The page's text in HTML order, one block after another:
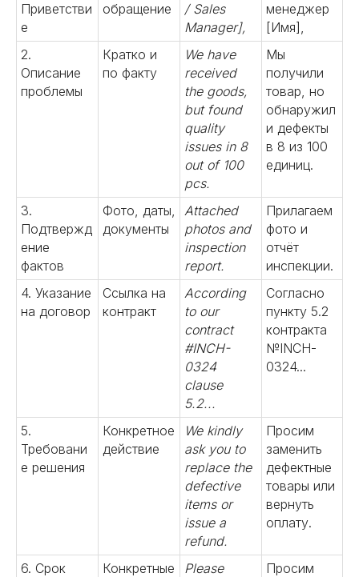
Приветстви
е
обращение
/ Sales
Manager],
менеджер
[Имя],
2.
Описание
проблемы
Кратко и
по факту
We have
received
the goods,
but found
quality
issues in 8
out of 100
pcs.
Мы
получили
товар, но
обнаружил
и дефекты
в 8 из 100
единиц.
3.
Подтвержд
ение
фактов
Фото, даты,
документы
Attached
photos and
inspection
report.
Прилагаем
фото и
отчёт
инспекции.
4. Указание
на договор
Ссылка на
контракт
According
to our
contract
#INCH-
0324
clause
5.2...
Согласно
пункту 5.2
контракта
№INCH-
0324...
5.
Требовани
е решения
Конкретное
действие
We kindly
ask you to
replace the
defective
items or
issue a
refund.
Просим
заменить
дефектные
товары или
вернуть
оплату.
6. Срок Конкретные Please Просим